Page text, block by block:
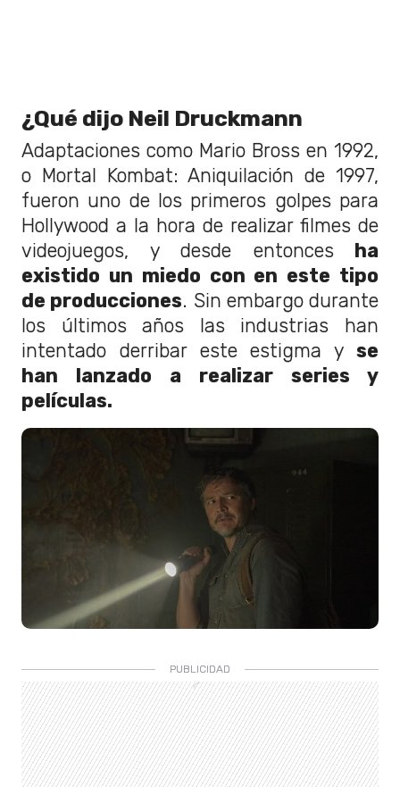
¿Qué dijo Neil Druckmann
Adaptaciones como Mario Bross en 1992,
o Mortal Kombat: Aniquilación de 1997,
fueron uno de los primeros golpes para
Hollywood a la hora de realizar filmes de
videojuegos, y desde entoncesha
existido un miedo con en este tipo
de producciones. Sin embargo durante
los últimos años las industrias han
intentado derribar este estigma y se
han lanzado a realizar series y
películas.